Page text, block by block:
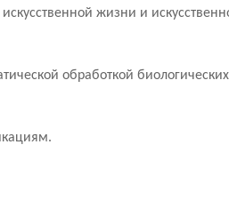
жизни и
обработкой биологических